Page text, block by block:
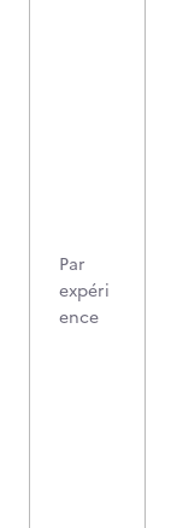
Par
expéri
ence